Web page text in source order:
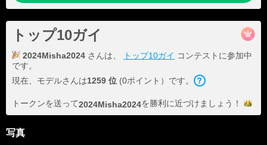
トップ10ガイ
2024Misha2024 さんは、 トップ10ガイ コンテストに参加中
です。
現在、モデルさんは1259 位 (0ポイント）です。
トークンを送って2024Misha2024を勝利に近づけま しょう！
写真